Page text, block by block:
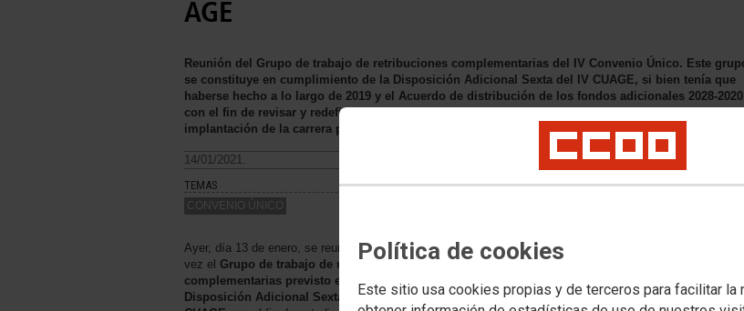
Política de cookies
Este sitio usa cookies propias y de terceros para facilitar la
AGE
Reunión del Grupo de trabajo de retribuciones complementarias del IV Convenio Único. Este
se constituye en cumplimiento de la Disposición Adicional Sexta del IV CUAGE, si bien tenía que
haberse hecho a lo largo de 2019 y el Acuerdo de distribución de los fondos adicionales 2028-2020
con el fin de revisar y redefinir el actual sistema de retribuciones complementarias y estudiar la
implantación de la carrera profesional horizontal, por la que CCOO apostamos.
14/01/2021.
TEMAS
CONVENIO ÚNICO
Ayer, día 13 de enero, se reunió por primera
vez el Grupo de trabajo de retribuciones
complementarias previsto en la
Disposición Adicional Sexta del IV